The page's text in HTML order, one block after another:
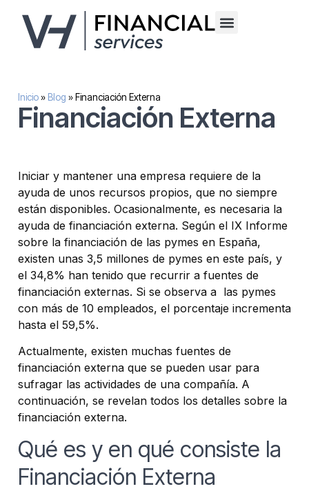
Inicio» Blog » Financiación Externa
Financiación Externa
Iniciar y mantener una empresa requiere de la
ayuda de unos recursos propios, que no siempre
están disponibles. Ocasionalmente, es necesaria la
ayuda de financiación externa. Según el IX Informe
sobre la financiación de las pymes en España,
existen unas 3,5 millones de pymes en este país, y
el 34,8% han tenido que recurrir a fuentes de
financiación externas. Si se observa a las pymes
con más de 10 empleados, el porcentaje incrementa
hasta el 59,5%.
Actualmente, existen muchas fuentes de
financiación externa que se pueden usar para
sufragar las actividades de una compañía. A
continuación, se revelan todos los detalles sobre la
financiación externa.
Qué es y en qué consiste la
Financiación Externa